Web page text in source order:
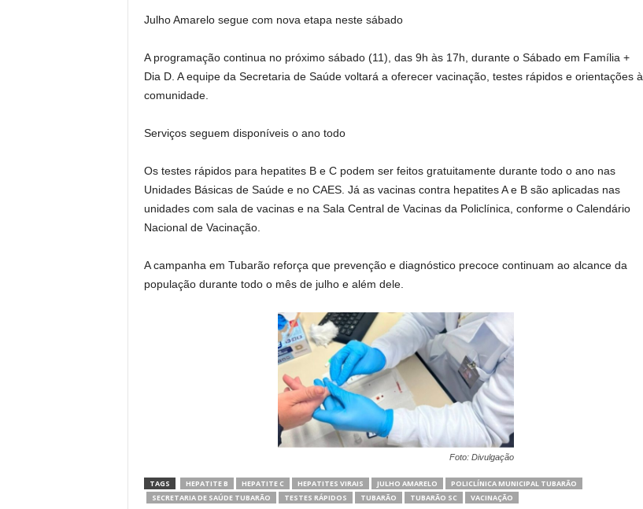
Julho Amarelo segue com nova etapa neste sábado
A programação continua no próximo sábado (11), das 9h às 17h, durante o Sábado em Família +
Dia D. A equipe da Secretaria de Saúde voltará a oferecer vacinação, testes rápidos e orientações à
comunidade.
Serviços seguem disponíveis o ano todo
Os testes rápidos para hepatites B e C podem ser feitos gratuitamente durante todo o ano nas
Unidades Básicas de Saúde e no CAES. Já as vacinas contra hepatites A e B são aplicadas nas
unidades com sala de vacinas e na Sala Central de Vacinas da Policlínica, conforme o Calendário
Nacional de Vacinação.
A campanha em Tubarão reforça que prevenção e diagnóstico precoce continuam ao alcance da
população durante todo o mês de julho e além dele.
Foto: Divulgação
TAGS HEPATITE B HEPATITE C HEPATITES VIRAIS JULHO AMARELO
POLICLÍNICA MUNICIPAL TUBARÃO
SECRETARIA DE SAÚDE TUBARÃO
TESTES RÁPIDOS TUBARÃO TUBARÃO SC VACINAÇÃO